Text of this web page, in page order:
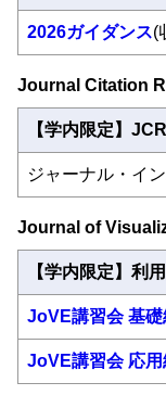
2026ガイダンス(
Journal Citation
【学内限定】
ジャーナル・イ
Journal of
【学内限定】利
JoVE講習会 基礎
JoVE講習会 応用